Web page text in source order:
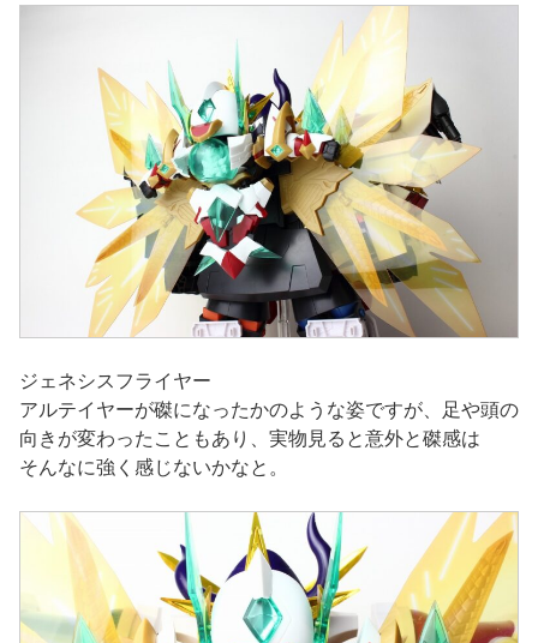
ジェネシスフライヤー
アルテイヤーが磔になったかのような姿ですが、足や頭の
向きが変わったこともあり、実物見ると意外と磔感は
そんなに強く感じないかなと。